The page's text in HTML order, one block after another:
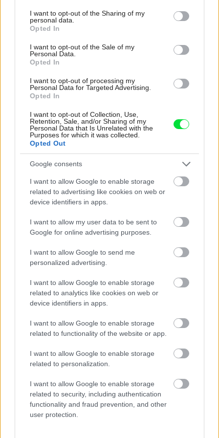
not limited to your visit or usage behaviour. You may click to
grant or deny consent to Google and its third-party tags to
use your data for below specified purposes in below Google
consent section.
I want to opt-out of the Sharing of my
personal data.
Opted In
I want to opt-out of the Sale of my
Personal Data.
Opted In
I want to opt-out of processing my
Personal Data for Targeted Advertising.
Opted In
I want to opt-out of Collection, Use,
Retention, Sale, and/or Sharing of my
Personal Data that Is Unrelated with the
Purposes for which it was collected.
Opted Out
Google consents
I want to allow Google to enable storage
related to advertising like cookies on web or
device identifiers in apps.
I want to allow my user data to be sent to
Google for online advertising purposes.
I want to allow Google to send me
personalized advertising.
I want to allow Google to enable storage
related to analytics like cookies on web or
device identifiers in apps.
I want to allow Google to enable storage
related to functionality of the website or app.
I want to allow Google to enable storage
related to personalization.
I want to allow Google to enable storage
related to security, including authentication
functionality and fraud prevention, and other
user protection.
Mohlo by vás zaujímať
Zmenili dispozíciu a odkryli
pôvodný charakter bytu.
Výsledkom je interiér plný
kontrastov
Ján Palenčár: Ak neurobíme
zmeny, stále budeme